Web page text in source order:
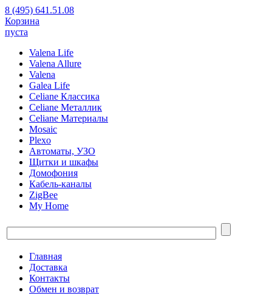
8 (495) 641.51.08
Корзина
пуста
Valena Life
Valena Allure
Valena
Galea Life
Celiane Классика
Celiane Металлик
Celiane Материалы
Mosaic
Plexo
Автоматы, УЗО
Щитки и шкафы
Домофония
Кабель-каналы
ZigBee
My Home
Главная
Доставка
Контакты
Обмен и возврат